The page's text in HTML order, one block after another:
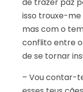
isso trouxe-me
mas com o
conflito entre
de se tornar
– Vou contar-